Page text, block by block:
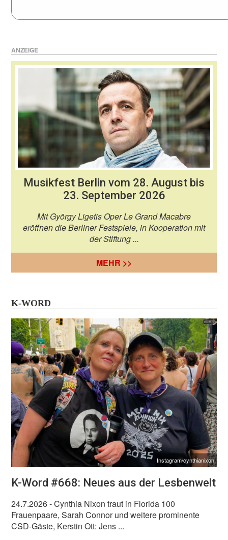
ANZEIGE
Musikfest Berlin vom 28. August bis
23. September 2026
Mit György Ligetis Oper Le Grand Macabre
eröffnen die Berliner Festspiele, in Kooperation mit
der Stiftung ...
MEHR >>
K-WORD
Instagram/cynthianixon
K-Word #668: Neues aus der Lesbenwelt
24.7.2026- Cynthia Nixon traut in Florida 100
Frauenpaare, Sarah Connor und weitere prominente
CSD-Gäste, Kerstin Ott: Jens ...